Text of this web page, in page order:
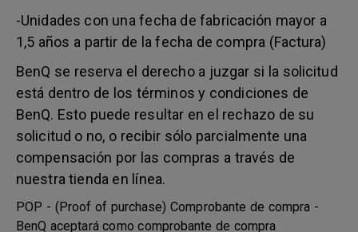
-Unidades con una fecha de fabricación mayor a
1,5 años a partir de la fecha de compra (Factura)
BenQ se reserva el derecho a juzgar si la solicitud
está dentro de los términos y condiciones de
BenQ. Esto puede resultar en el rechazo de su
solicitud o no, o recibir sólo parcialmente una
compensación por las compras a través de
nuestra tienda en línea.
POP - (Proof of purchase) Comprobante de compra -
BenQ aceptará como comprobante de compra